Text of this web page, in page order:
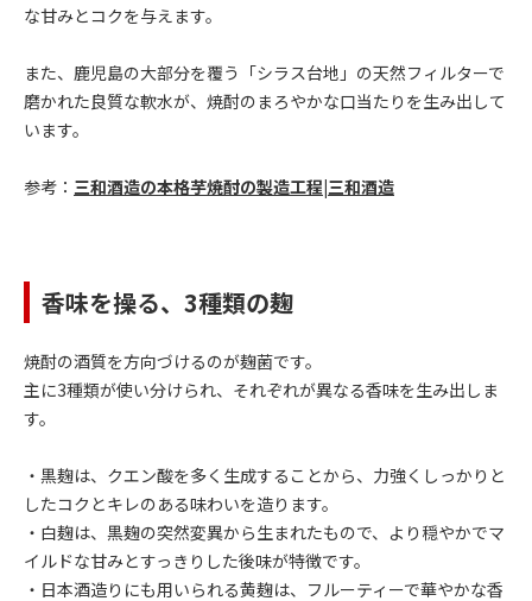
な甘みとコクを与えます。
また、鹿児島の大部分を覆う「シラス台地」の天然フィルターで
磨かれた良質な軟水が、焼酎のまろやかな口当たりを生み出して
います。
参考： 三和酒造の本格芋焼酎の製造工程|三和酒造
香味を操る、3種類の麹
焼酎の酒質を方向づけるのが麹菌です。
主に3種類が使い分けられ、それぞれが異なる香味を生み出しま
す。
・黒麹は、クエン酸を多く生成することから、力強くしっかりと
したコクとキレのある味わいを造ります。
・白麹は、黒麹の突然変異から生まれたもので、より穏やかでマ
イルドな甘みとすっきりした後味が特徴です。
・日本酒造りにも用いられる黄麹は、フルーティーで華やかな香